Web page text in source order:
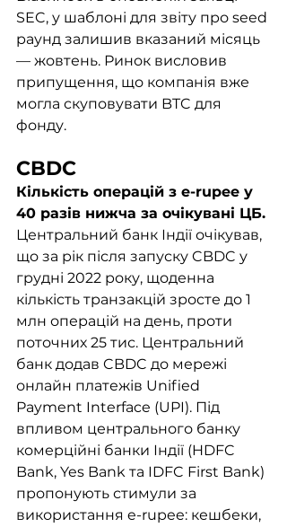
SEC, у шаблоні для звіту про seed
раунд залишив вказаний місяць
— жовтень. Ринок висловив
припущення, що компанія вже
могла скуповувати BTC для
фонду.
CBDC
Кількість операцій з e-rupee у
40 разів нижча за очікувані ЦБ.
Центральний банк Індії очікував,
що за рік після запуску CBDC у
грудні 2022 року, щоденна
кількість транзакцій зросте до 1
млн операцій на день, проти
поточних 25 тис. Центральний
банк додав CBDC до мережі
онлайн платежів Unified
Payment Interface (UPI). Під
впливом центрального банку
комерційні банки Індії (HDFC
Bank, Yes Bank та IDFC First Bank)
пропонують стимули за
використання e-rupee: кешбеки,